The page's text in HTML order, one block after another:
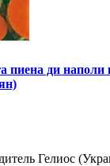
пиена ди наполи
Гелиос